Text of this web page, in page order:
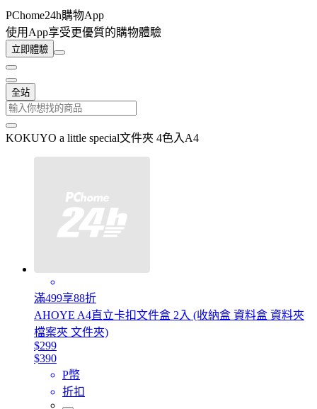
PChome24h購物App
使用App享受更優質的購物體驗
立即體驗
全站
KOKUYO a little special文件夾 4色入A4
滿499享88折
AHOYE A4直立卡扣文件盒 2入 (收納盒 資料盒 資料夾
檔案夾 文件夾)
$299
$390
P幣
折扣